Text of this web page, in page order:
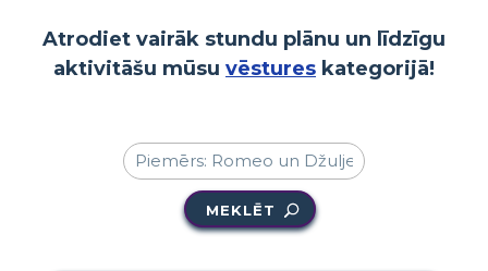
Atrodiet vairāk stundu plānu un līdzīgu
aktivitāšu mūsu vēstures kategorijā!
MEKLĒT